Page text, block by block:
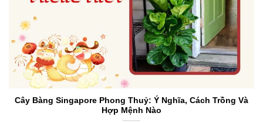
Cây Bàng Singapore Phong Thuỷ: Ý Nghĩa, Cách Trồng Và
Hợp Mệnh Nào